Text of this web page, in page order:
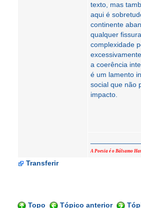
texto, mas
aqui é
continente
qualquer
complexidade
a coerência
é um lamento
social que não
impacto.
A Poesia é o Bálsamo
Transferir
Topo Tópico anterior